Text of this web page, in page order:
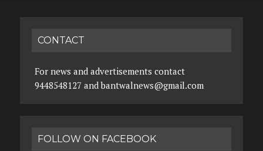
CONTACT
For news and advertisements contact
9448548127 and bantwalnews@gmail.com
FOLLOW ON FACEBOOK